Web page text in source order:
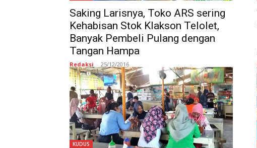
Saking Larisnya, Toko ARS sering
Kehabisan Stok Klakson Telolet,
Banyak Pembeli Pulang dengan
Tangan Hampa
Redaksi - 25/12/2016
KUDUS